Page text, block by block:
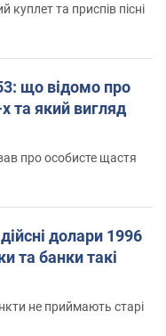
та приспів пісні
що відомо про
та який вигляд
про особисте щастя
долари 1996
та банки такі
не приймають старі